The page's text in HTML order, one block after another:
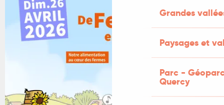
Grandes
Paysages et
Parc -
Quercy